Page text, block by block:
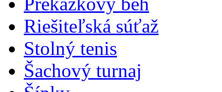
Riešiteľská súťaž
Stolný tenis
Šachový turnaj